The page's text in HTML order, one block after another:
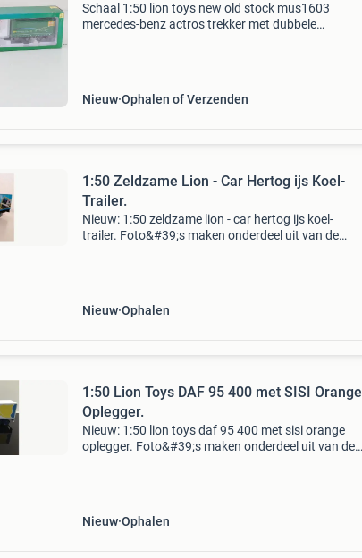
Schaal 1:50 lion toys new old stock mus1603
mercedes-benz actros trekker met dubbele
Nieuw Ophalen of Verzenden
1:50 Zeldzame Lion - Car Hertog ijs Koel-
Trailer.
Nieuw: 1:50 zeldzame lion - car hertog ijs koel-
trailer. Foto&#39;s maken onderdeel uit van de
Nieuw Ophalen
1:50 Lion Toys DAF 95 400 met SISI Orange
Oplegger.
Nieuw: 1:50 lion toys daf 95 400 met sisi orange
oplegger. Foto&#39;s maken onderdeel uit van de
Nieuw Ophalen